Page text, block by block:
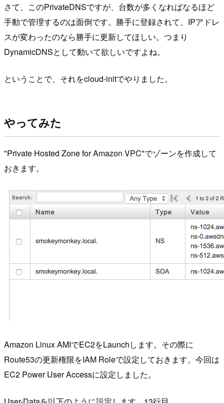
さて、このPrivateDNSですが、台数が多くなればなるほど
手動で管理するのは面倒です。勝手に登録されて、IPアドレ
スが変わったのなら勝手に更新してほしい。つまり
DynamicDNSとして動いて欲しいですよね。
ということで、それをcloud-initでやりました。
やってみた
"Private Hosted Zone for Amazon VPC"でゾーンを作成して
おきます。
Amazon Linux AMIでEC2をLaunchします。その際に
Route53の更新権限をIAM Roleで設定しておきます。今回は
EC2 Power User Accessに設定しました。